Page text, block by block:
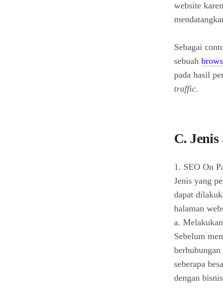
website
Sebagai
sebuah
pada hasil
traffic.
C.
1. SEO On
Jenis yang
dapat
halaman
a. Melakukan
Sebelum
seberapa
dengan